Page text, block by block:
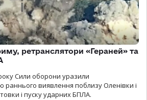
ретранслятори «Гераней» та
Сили оборони уразили
раннього виявлення поблизу Оленівки і
і пуску ударних БПЛА.